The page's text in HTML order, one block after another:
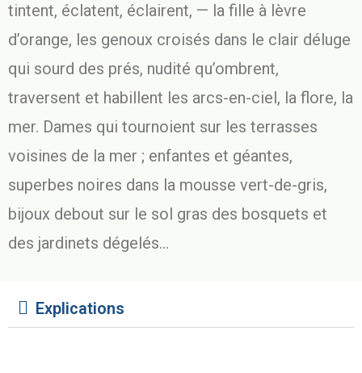
tintent, éclatent, éclairent, — la fille à lèvre
d’orange, les genoux croisés dans le clair déluge
qui sourd des prés, nudité qu’ombrent,
traversent et habillent les arcs-en-ciel, la flore, la
mer. Dames qui tournoient sur les terrasses
voisines de la mer ; enfantes et géantes,
superbes noires dans la mousse vert-de-gris,
bijoux debout sur le sol gras des bosquets et
des jardinets dégelés…
Explications